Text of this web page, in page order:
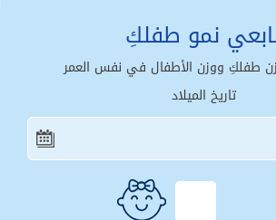
نمو طفلكِ
طفلكِ ووزن الأطفال في نفس العمر
تاريخ الميلاد